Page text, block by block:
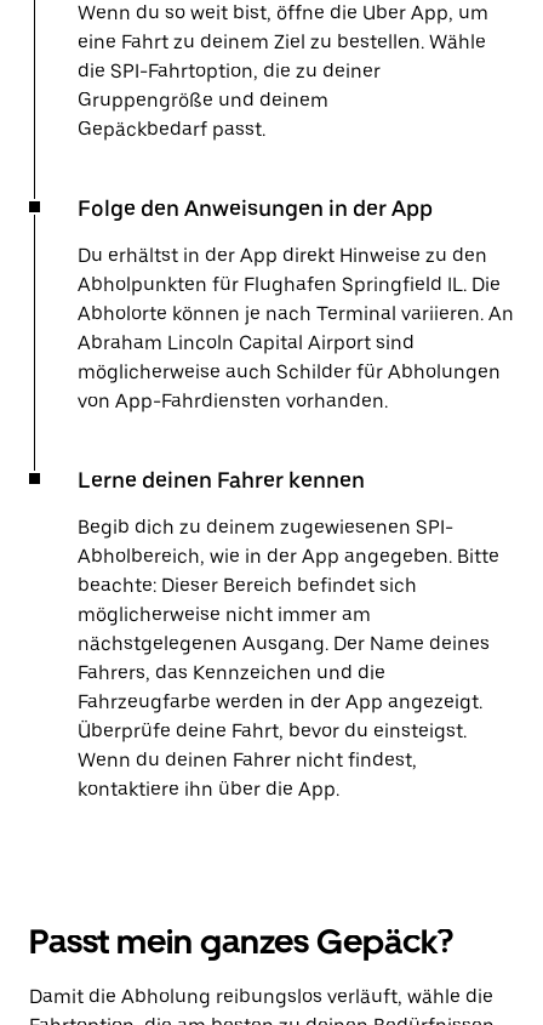
Wenn du so weit bist, öffne die Uber App, um
eine Fahrt zu deinem Ziel zu bestellen. Wähle
die SPI-Fahrtoption, die zu deiner
Gruppengröße und deinem
Gepäckbedarf passt.
Folge den Anweisungen in der App
Du erhältst in der App direkt Hinweise zu den
Abholpunkten für Flughafen Springfield IL. Die
Abholorte können je nach Terminal variieren. An
Abraham Lincoln Capital Airport sind
möglicherweise auch Schilder für Abholungen
von App-Fahrdiensten vorhanden.
Lerne deinen Fahrer kennen
Begib dich zu deinem zugewiesenen SPI-
Abholbereich, wie in der App angegeben. Bitte
beachte: Dieser Bereich befindet sich
möglicherweise nicht immer am
nächstgelegenen Ausgang. Der Name deines
Fahrers, das Kennzeichen und die
Fahrzeugfarbe werden in der App angezeigt.
Überprüfe deine Fahrt, bevor du einsteigst.
Wenn du deinen Fahrer nicht findest,
kontaktiere ihn über die App.
Passt mein ganzes Gepäck?
Damit die Abholung reibungslos verläuft, wähle die